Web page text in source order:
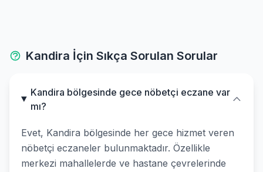
Kandira İçin Sıkça Sorulan Sorular
Kandira bölgesinde gece nöbetçi eczane var
mı?
Evet, Kandira bölgesinde her gece hizmet veren
nöbetçi eczaneler bulunmaktadır. Özellikle
merkezi mahallelerde ve hastane çevrelerinde